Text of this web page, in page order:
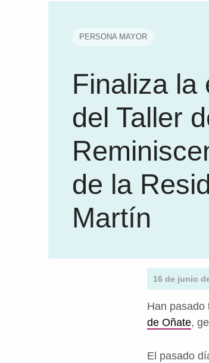
PERSONA MAYOR
Finaliza la
del Taller
de la
Martín
16 de junio
Han pasado
de Oñate,
El pasado